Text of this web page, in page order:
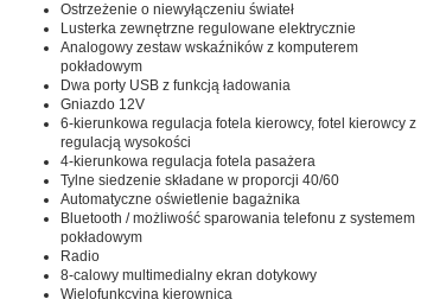
Ostrzeżenie o niewyłączeniu świateł
Lusterka zewnętrzne regulowane elektrycznie
Analogowy zestaw wskaźników z komputerem
pokładowym
Dwa porty USB z funkcją ładowania
Gniazdo 12V
6-kierunkowa regulacja fotela kierowcy, fotel kierowcy z
regulacją wysokości
4-kierunkowa regulacja fotela pasażera
Tylne siedzenie składane w proporcji 40/60
Automatyczne oświetlenie bagażnika
Bluetooth / możliwość sparowania telefonu z systemem
pokładowym
Radio
8-calowy multimedialny ekran dotykowy
Wielofunkcyjna kierownica